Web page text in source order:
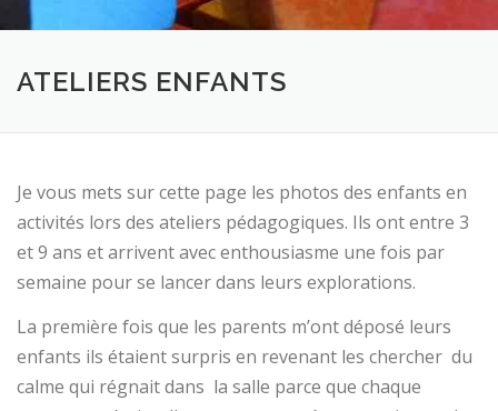
ATELIERS ENFANTS
Je vous mets sur cette page les photos des enfants en
activités lors des ateliers pédagogiques. Ils ont entre 3
et 9 ans et arrivent avec enthousiasme une fois par
semaine pour se lancer dans leurs explorations.
La première fois que les parents m’ont déposé leurs
enfants ils étaient surpris en revenant les chercher du
calme qui régnait dans la salle parce que chaque